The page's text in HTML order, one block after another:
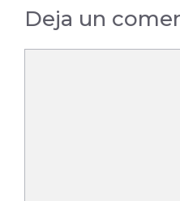
Deja un